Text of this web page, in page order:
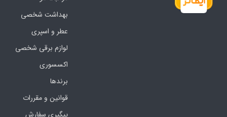
بهداشت شخصی
عطر و اسپری
لوازم برقی شخصی
اکسسوری
برندها
قوانین و مقررات
پیگیری سفارش